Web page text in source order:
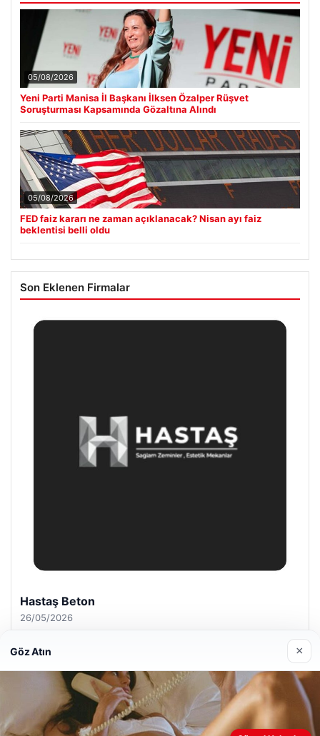
05/08/2026
Yeni Parti Manisa İl Başkanı İlksen Özalper Rüşvet
Soruşturması Kapsamında Gözaltına Alındı
05/08/2026
FED faiz kararı ne zaman açıklanacak? Nisan ayı faiz
beklentisi belli oldu
Son Eklenen Firmalar
Enes Kaplan Avukatlık Bürosu
28/04/2026
© 2026 Sağlık Haberleri
Web sitemizi nasıl kullandığınızı daha iyi anlayabilmek,
Göz Atın ×